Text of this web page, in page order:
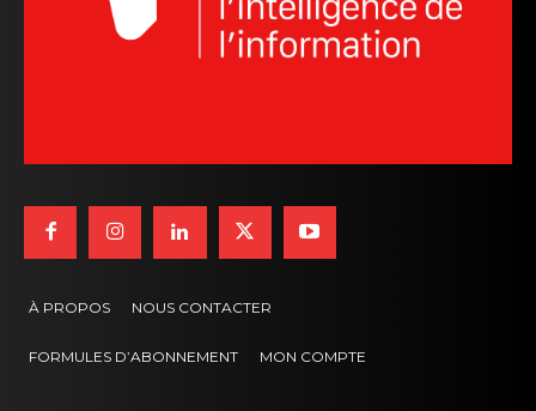
À PROPOS NOUS CONTACTER
FORMULES D’ABONNEMENT MON COMPTE